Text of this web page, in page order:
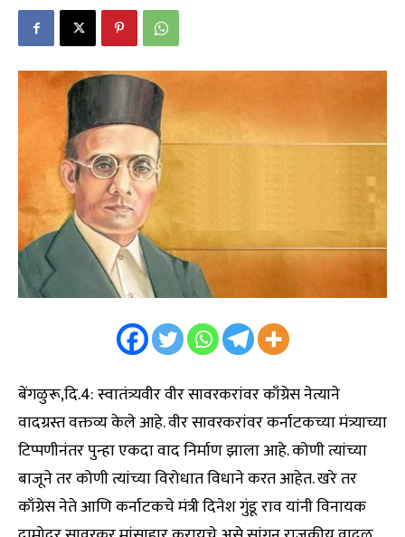
बेंगळुरू,दि.4: स्वातंत्र्यवीर वीर सावरकरांवर काँग्रेस नेत्याने
वादग्रस्त वक्तव्य केले आहे. वीर सावरकरांवर कर्नाटकच्या मंत्र्याच्या
टिप्पणीनंतर पुन्हा एकदा वाद निर्माण झाला आहे. कोणी त्यांच्या
बाजूने तर कोणी त्यांच्या विरोधात विधाने करत आहेत. खरे तर
काँग्रेस नेते आणि कर्नाटकचे मंत्री दिनेश गुंडू राव यांनी विनायक